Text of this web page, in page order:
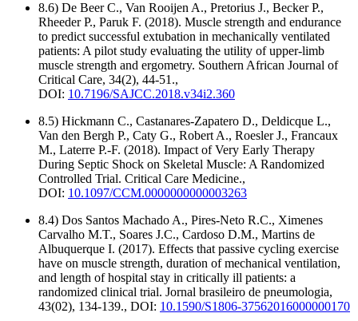
8.6) De Beer C., Van Rooijen A., Pretorius J., Becker P.,
Rheeder P., Paruk F. (2018). Muscle strength and endurance
to predict successful extubation in mechanically ventilated
patients: A pilot study evaluating the utility of upper-limb
muscle strength and ergometry. Southern African Journal of
Critical Care, 34(2), 44-51.,
DOI: 10.7196/SAJCC.2018.v34i2.360
8.5) Hickmann C., Castanares-Zapatero D., Deldicque L.,
Van den Bergh P., Caty G., Robert A., Roesler J., Francaux
M., Laterre P.-F. (2018). Impact of Very Early Therapy
During Septic Shock on Skeletal Muscle: A Randomized
Controlled Trial. Critical Care Medicine.,
DOI: 10.1097/CCM.0000000000003263
8.4) Dos Santos Machado A., Pires-Neto R.C., Ximenes
Carvalho M.T., Soares J.C., Cardoso D.M., Martins de
Albuquerque I. (2017). Effects that passive cycling exercise
have on muscle strength, duration of mechanical ventilation,
and length of hospital stay in critically ill patients: a
randomized clinical trial. Jornal brasileiro de pneumologia,
43(02), 134-139., DOI: 10.1590/S1806-37562016000000170